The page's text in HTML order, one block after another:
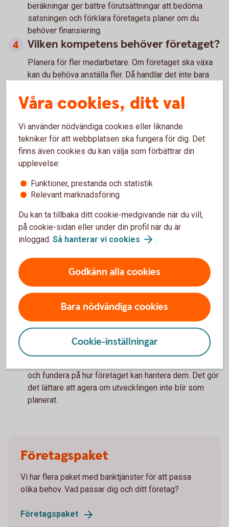
beräkningar ger bättre förutsättningar att bedöma
satsningen och förklara företagets planer om du
behöver finansiering.
Vilken kompetens behöver företaget?
Planera för fler medarbetare. Om företaget ska växa
kan du behöva anställa fler. Då handlar det inte bara
förutsättningar för medarbetarna att vilja stanna.
påverkas när ni blir fler. Det som fungerade när
företaget var litet kan behöva utvecklas när
verksamheten växer.
Vad behöver du själv släppa eller
delegera?
involverad i alla delar av verksamheten.
Fundera därför på vilka uppgifter du behöver fortsätta
frigöra tid till de frågor där du gör störst skillnad för
företagets fortsatta utveckling.
Vilka risker kan tillväxten innebära?
Tillväxt innebär möjligheter, men kan också föra med
sig nya risker. Det kan handla om ökade kostnader,
större personalansvar eller ett ökat beroende av
leverantörer och andra samarbetspartner.
och fundera på hur företaget kan hantera dem. Det gör
det lättare att agera om utvecklingen inte blir som
planerat.
Företagspaket
Vi har flera paket med banktjänster för att passa
olika behov. Vad passar dig och ditt företag?
Företagspaket
Våra cookies, ditt val
Vi använder nödvändiga cookies eller liknande
tekniker för att webbplatsen ska fungera för dig. Det
finns även cookies du kan välja som förbättrar din
upplevelse:
Funktioner, prestanda och statistik
Relevant marknadsföring
Du kan ta tillbaka ditt cookie-medgivande när du vill,
på cookie-sidan eller under din profil när du är
inloggad. Så hanterar vi cookies .
Godkänn alla cookies
Bara nödvändiga cookies
Cookie-inställningar